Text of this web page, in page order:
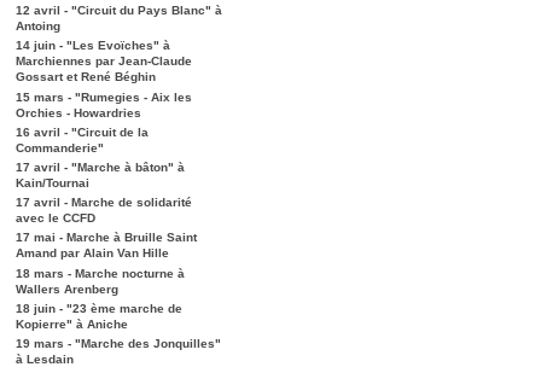
12 avril - "Circuit du Pays Blanc" à
Antoing
14 juin - "Les Evoïches" à
Marchiennes par Jean-Claude
Gossart et René Béghin
15 mars - "Rumegies - Aix les
Orchies - Howardries
16 avril - "Circuit de la
Commanderie"
17 avril - "Marche à bâton" à
Kain/Tournai
17 avril - Marche de solidarité
avec le CCFD
17 mai - Marche à Bruille Saint
Amand par Alain Van Hille
18 mars - Marche nocturne à
Wallers Arenberg
18 juin - "23 ème marche de
Kopierre" à Aniche
19 mars - "Marche des Jonquilles"
à Lesdain